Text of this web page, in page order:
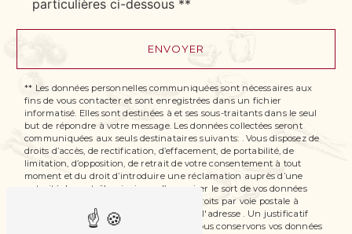
particulières ci-dessous **
ENVOYER
** Les données personnelles communiquées sont nécessaires aux
fins de vous contacter et sont enregistrées dans un fichier
informatisé. Elles sont destinées à et ses sous-traitants dans le seul
but de répondre à votre message. Les données collectées seront
communiquées aux seuls destinataires suivants: . Vous disposez de
droits d’accès, de rectification, d’effacement, de portabilité, de
limitation, d’opposition, de retrait de votre consentement à tout
moment et du droit d’introduire une réclamation auprès d’une
autorité de contrôle, ainsi que d’organiser le sort de vos données
post-mortem. Vous pouvez exercer ces droits par voie postale à
l'adresse ou par courrier électronique à l'adresse . Un justificatif
d'identité pourra vous être demandé. Nous conservons vos données